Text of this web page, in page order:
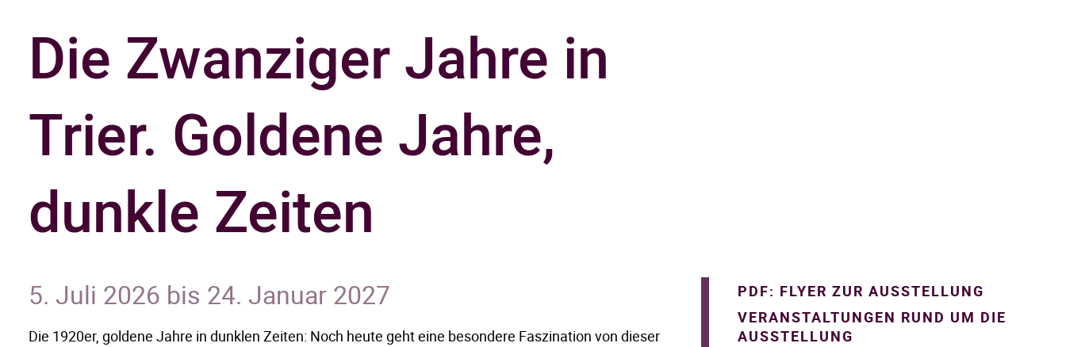
Die Zwanziger Jahre in
Trier. Goldene Jahre,
dunkle Zeiten
5. Juli 2026 bis 24. Januar 2027
Die 1920er, goldene Jahre in dunklen Zeiten: Noch heute geht eine besondere Faszination von dieser
PDF: FLYER ZUR AUSSTELLUNG
VERANSTALTUNGEN RUND UM DIE
AUSSTELLUNG